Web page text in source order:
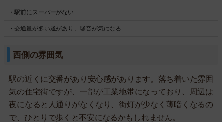
・駅前にスーパーがない
・交通量が多い道があり、騒音が気になる
西側の雰囲気
駅の近くに交番があり安心感があります。落ち着いた雰囲
気の住宅街ですが、一部が工業地帯になっており、周辺は
夜になると人通りがなくなり、街灯が少なく薄暗くなるの
で、ひとりで歩くと不安になるかもしれません。